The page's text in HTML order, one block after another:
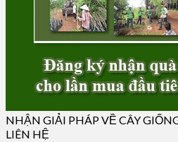
NHẬN GIẢI PHÁP VỀ CÂY
LIÊN HỆ